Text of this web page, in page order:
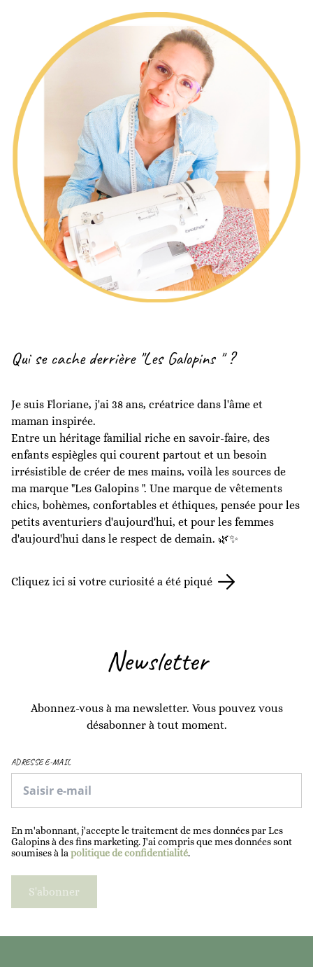
Qui se cache derrière "Les Galopins " ?
Je suis Floriane, j'ai 38 ans, créatrice dans l'âme et
maman inspirée.
Entre un héritage familial riche en savoir-faire, des
enfants espiègles qui courent partout et un besoin
irrésistible de créer de mes mains, voilà les sources de
ma marque "Les Galopins ". Une marque de vêtements
chics, bohèmes, confortables et éthiques, pensée pour les
petits aventuriers d'aujourd'hui, et pour les femmes
d'aujourd'hui dans le respect de demain. 🌿✨
Cliquez ici si votre curiosité a été piqué
Newsletter
Abonnez-vous à ma newsletter. Vous pouvez vous
désabonner à tout moment.
ADRESSE E-MAIL
En m'abonnant, j'accepte le traitement de mes données par Les
Galopins à des fins marketing. J'ai compris que mes données sont
soumises à la politique de confidentialité.
S'abonner